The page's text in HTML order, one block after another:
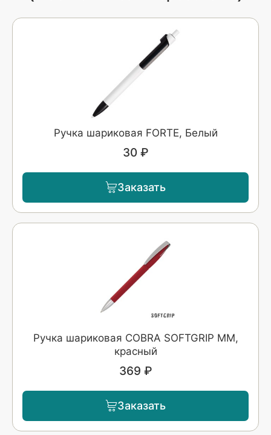
Ручка шариковая FORTE, Белый
30 ₽
Заказать
Ручка шариковая COBRA SOFTGRIP MM,
красный
369 ₽
Заказать